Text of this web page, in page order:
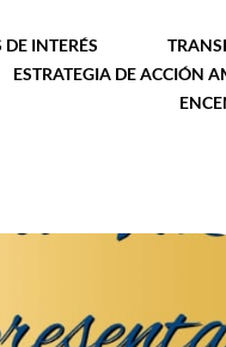
DE INTERÉS
ESTRATEGIA DE ACCIÓN